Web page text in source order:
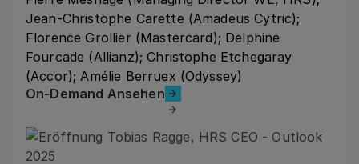
Jean-Christophe Carette (Amadeus Cytric);
Florence Grollier (Mastercard); Delphine
Fourcade (Allianz); Christophe Etchegaray
(Accor); Amélie Berruex (Odyssey)
On-Demand Ansehen
On-Demand Ansehen